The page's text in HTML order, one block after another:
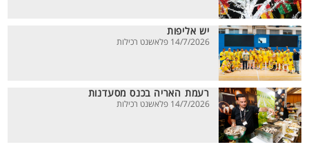
יש אליפות
14/7/2026 פלאשנט רכילות
רעמת האריה בכנס מסעדנות
14/7/2026 פלאשנט רכילות